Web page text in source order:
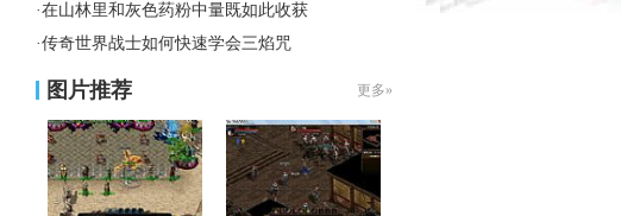
·在山林里和灰色药粉中量既如此收获
·传奇世界战士如何快速学会三焰咒
图片推荐 更多»